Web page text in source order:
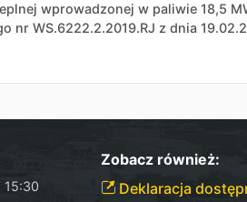
wprowadzonej w paliwie 18,5
nr WS.6222.2.2019.RJ z dnia
15:30
Zobacz również:
Deklaracja